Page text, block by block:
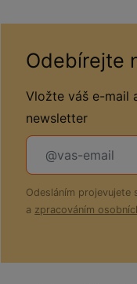
Odebírejte
Vložte váš e-mail
newsletter
Odesláním projevujete
a zpracováním